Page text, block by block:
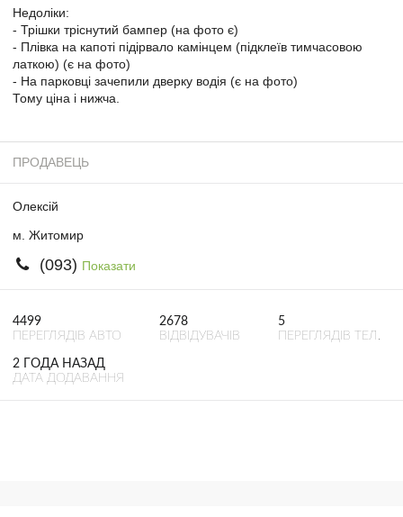
Недоліки:
- Трішки тріснутий бампер (на фото є)
- Плівка на капоті підірвало камінцем (підклеїв тимчасовою
латкою) (є на фото)
- На парковці зачепили дверку водія (є на фото)
Тому ціна і нижча.
ПРОДАВЕЦЬ
Олексій
м. Житомир
(093) Показати
4499
ПЕРЕГЛЯДІВ АВТО
2678
ВІДВІДУВАЧІВ
5
ПЕРЕГЛЯДІВ ТЕЛ.
2 ГОДА НАЗАД
ДАТА ДОДАВАННЯ